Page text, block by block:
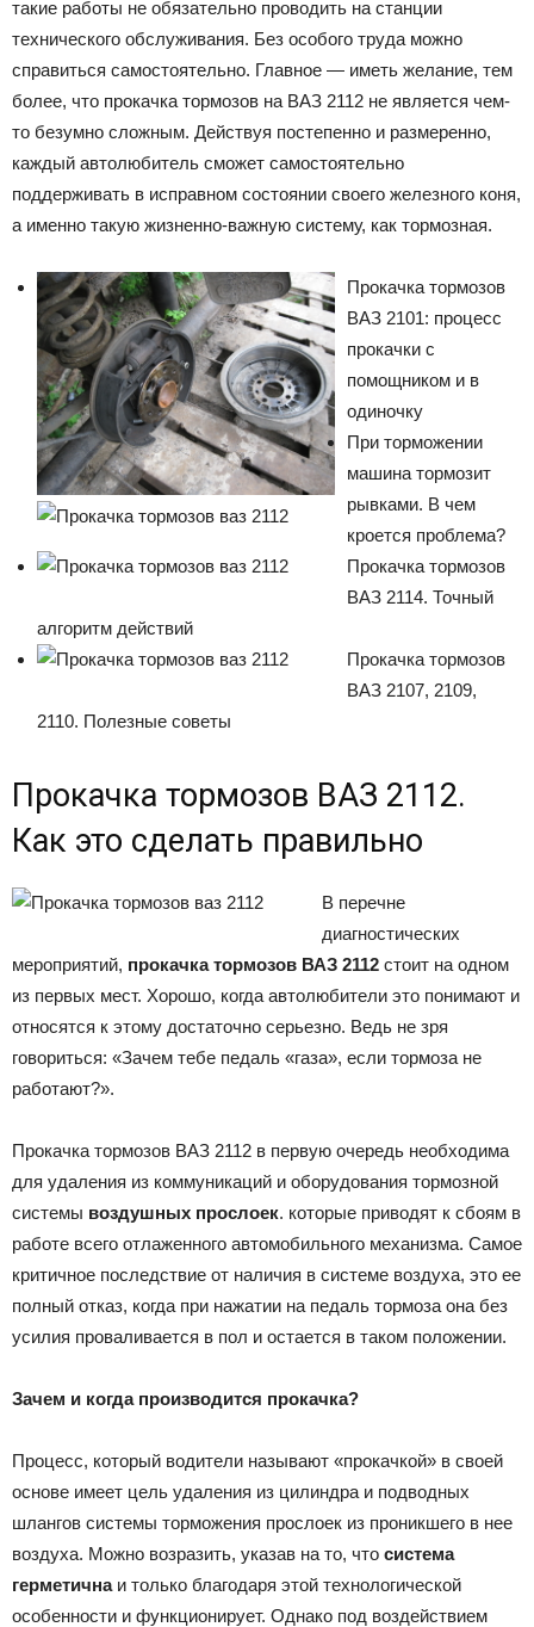
такие работы не обязательно проводить на станции
технического обслуживания. Без особого труда можно
справиться самостоятельно. Главное — иметь желание, тем
более, что прокачка тормозов на ВАЗ 2112 не является чем-
то безумно сложным. Действуя постепенно и размеренно,
каждый автолюбитель сможет самостоятельно
поддерживать в исправном состоянии своего железного коня,
а именно такую жизненно-важную систему, как тормозная.
Прокачка тормозов
ВАЗ 2101: процесс
прокачки с
помощником и в
одиночку
При торможении
машина тормозит
рывками. В чем
кроется проблема?
Прокачка тормозов
ВАЗ 2114. Точный
алгоритм действий
Прокачка тормозов
ВАЗ 2107, 2109,
2110. Полезные советы
Прокачка тормозов ВАЗ 2112.
Как это сделать правильно
В перечне
диагностических
мероприятий, прокачка тормозов ВАЗ 2112 стоит на одном
из первых мест. Хорошо, когда автолюбители это понимают и
относятся к этому достаточно серьезно. Ведь не зря
говориться: «Зачем тебе педаль «газа», если тормоза не
работают?».
Прокачка тормозов ВАЗ 2112 в первую очередь необходима
для удаления из коммуникаций и оборудования тормозной
системы воздушных прослоек. которые приводят к сбоям в
работе всего отлаженного автомобильного механизма. Самое
критичное последствие от наличия в системе воздуха, это ее
полный отказ, когда при нажатии на педаль тормоза она без
усилия проваливается в пол и остается в таком положении.
Зачем и когда производится прокачка?
Процесс, который водители называют «прокачкой» в своей
основе имеет цель удаления из цилиндра и подводных
шлангов системы торможения прослоек из проникшего в нее
воздуха. Можно возразить, указав на то, что система
герметичнаи только благодаря этой технологической
особенности и функционирует. Однако под воздействием